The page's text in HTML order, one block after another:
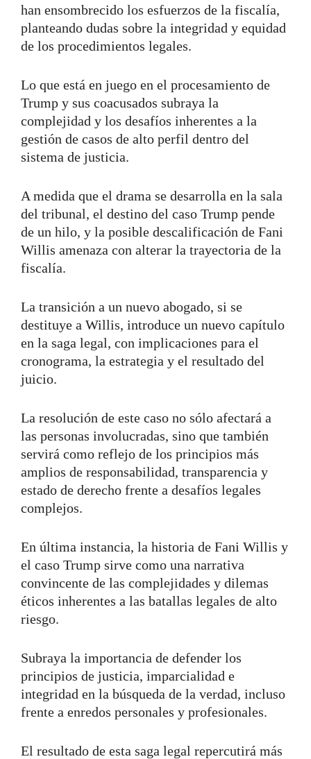
han ensombrecido los esfuerzos de la fiscalía,
planteando dudas sobre la integridad y equidad
de los procedimientos legales.
Lo que está en juego en el procesamiento de
Trump y sus coacusados subraya la
complejidad y los desafíos inherentes a la
gestión de casos de alto perfil dentro del
sistema de justicia.
A medida que el drama se desarrolla en la sala
del tribunal, el destino del caso Trump pende
de un hilo, y la posible descalificación de Fani
Willis amenaza con alterar la trayectoria de la
fiscalía.
La transición a un nuevo abogado, si se
destituye a Willis, introduce un nuevo capítulo
en la saga legal, con implicaciones para el
cronograma, la estrategia y el resultado del
juicio.
La resolución de este caso no sólo afectará a
las personas involucradas, sino que también
servirá como reflejo de los principios más
amplios de responsabilidad, transparencia y
estado de derecho frente a desafíos legales
complejos.
En última instancia, la historia de Fani Willis y
el caso Trump sirve como una narrativa
convincente de las complejidades y dilemas
éticos inherentes a las batallas legales de alto
riesgo.
Subraya la importancia de defender los
principios de justicia, imparcialidad e
integridad en la búsqueda de la verdad, incluso
frente a enredos personales y profesionales.
El resultado de esta saga legal repercutirá más